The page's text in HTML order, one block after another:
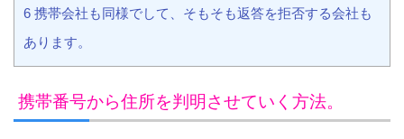
6 携帯会社も同様でして、そもそも返答を拒否する会社も
あります。
携帯番号から住所を判明させていく方法。